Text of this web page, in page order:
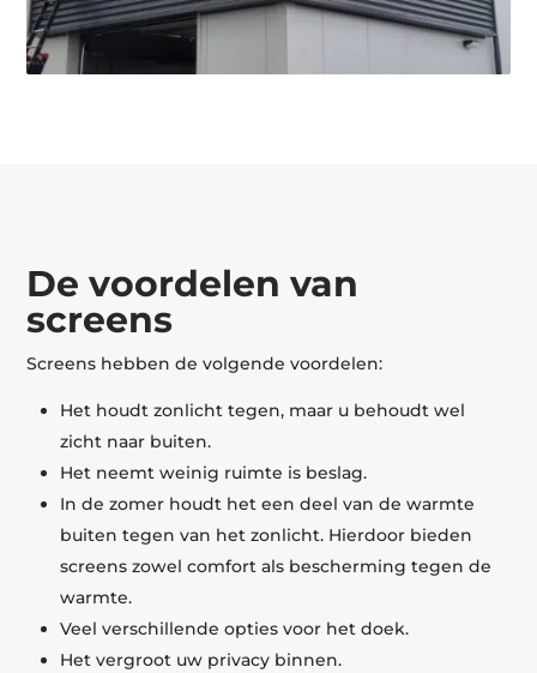
De voordelen van
screens
Screens hebben de volgende voordelen:
Het houdt zonlicht tegen, maar u behoudt wel
zicht naar buiten.
Het neemt weinig ruimte is beslag.
In de zomer houdt het een deel van de warmte
buiten tegen van het zonlicht. Hierdoor bieden
screens zowel comfort als bescherming tegen de
warmte.
Veel verschillende opties voor het doek.
Het vergroot uw privacy binnen.